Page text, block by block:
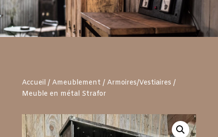
settings and even apply custom CSS to this text in the
module Advanced settings.
Accueil / Ameublement / Armoires/Vestiaires /
Meuble en métal Strafor